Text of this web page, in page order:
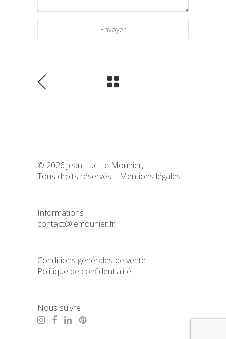
© 2026 Jean-Luc Le Mounier,
Tous droits réservés – Mentions légales
Informations
contact@lemounier.fr
Conditions générales de vente
Politique de confidentialité
Nous suivre